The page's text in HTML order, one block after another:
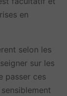
en
selon les
sur les
passer ces